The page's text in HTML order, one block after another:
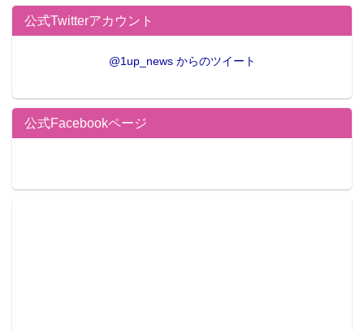
公式Twitterアカウント
@1up_news からのツイート
公式Facebookページ